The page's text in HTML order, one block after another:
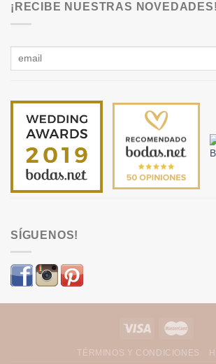
¡RECIBE NUESTRAS NOVEDADES!
SÍGUENOS!
TÉRMINOS Y CONDICIONES